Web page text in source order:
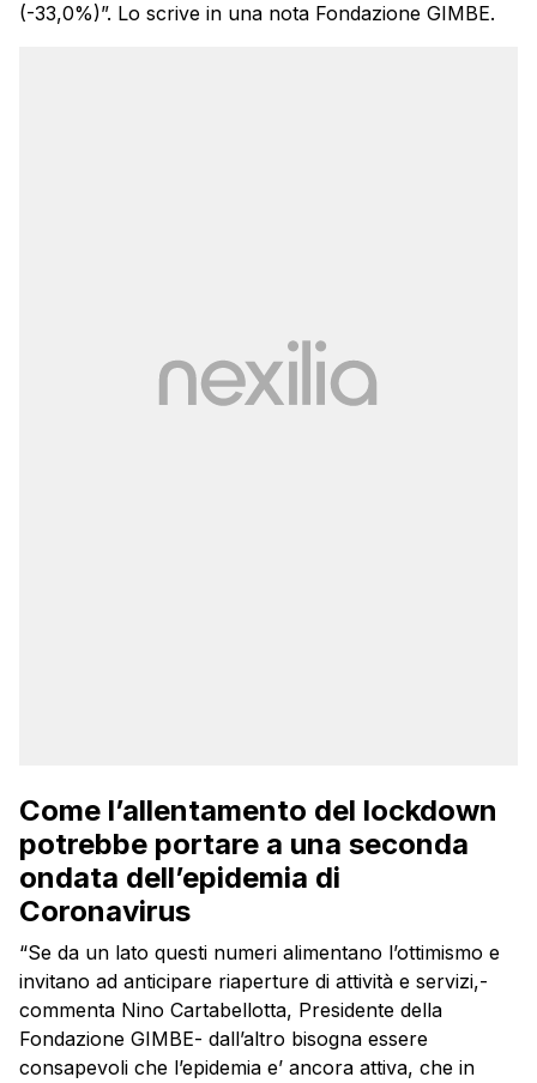
(-33,0%)”. Lo scrive in una nota Fondazione GIMBE.
Come l’allentamento del lockdown
potrebbe portare a una seconda
ondata dell’epidemia di
Coronavirus
“Se da un lato questi numeri alimentano l’ottimismo e
invitano ad anticipare riaperture di attività e servizi,-
commenta Nino Cartabellotta, Presidente della
Fondazione GIMBE- dall’altro bisogna essere
consapevoli che l’epidemia e’ ancora attiva, che in